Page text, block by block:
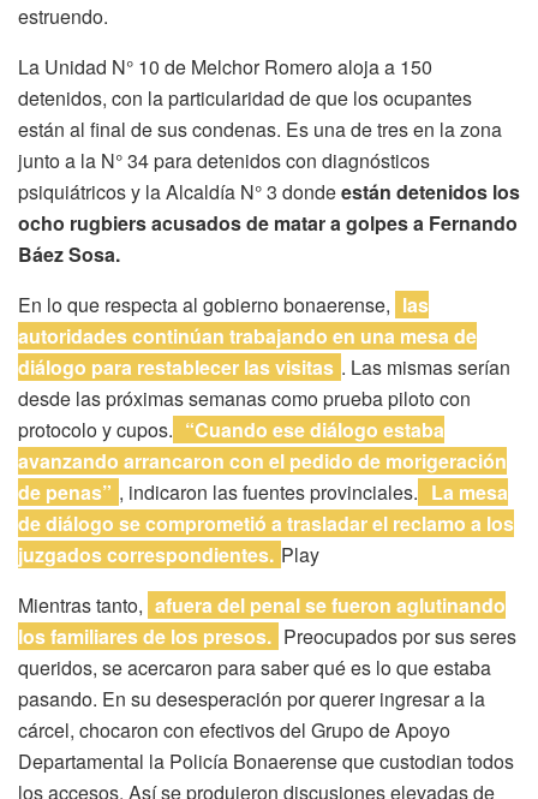
estruendo.
La Unidad N° 10 de Melchor Romero aloja a 150
detenidos, con la particularidad de que los ocupantes
están al final de sus condenas. Es una de tres en la zona
junto a la N° 34 para detenidos con diagnósticos
psiquiátricos y la Alcaldía N° 3 dondeestán detenidos los
ocho rugbiers acusados de matar a golpes a Fernando
Báez Sosa.
En lo que respecta al gobierno bonaerense, las
autoridades continúan trabajando en una mesa de
diálogo para restablecer las visitas . Las mismas serían
desde las próximas semanas como prueba piloto con
protocolo y cupos. “Cuando ese diálogo estaba
avanzando arrancaron con el pedido de morigeración
de penas” , indicaron las fuentes provinciales. La mesa
de diálogo se comprometió a trasladar el reclamo a los
juzgados correspondientes. Play
Mientras tanto, afuera del penal se fueron aglutinando
los familiares de los presos. Preocupados por sus seres
queridos, se acercaron para saber qué es lo que estaba
pasando. En su desesperación por querer ingresar a la
cárcel, chocaron con efectivos del Grupo de Apoyo
Departamental la Policía Bonaerense que custodian todos
los accesos. Así se produjeron discusiones elevadas de